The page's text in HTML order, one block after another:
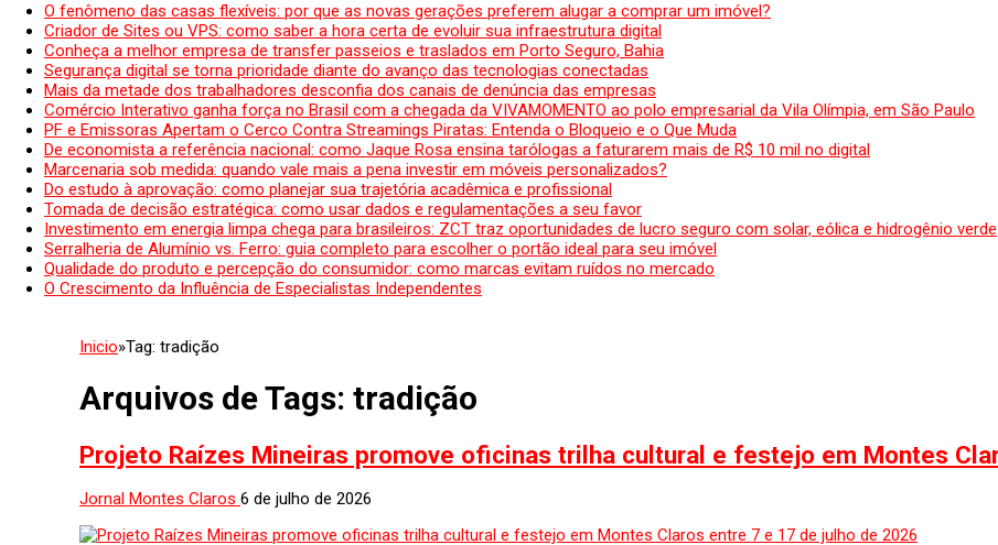
O fenômeno das casas flexíveis: por que as novas gerações preferem alugar a comprar um imóvel?
Criador de Sites ou VPS: como saber a hora certa de evoluir sua infraestrutura digital
Conheça a melhor empresa de transfer passeios e traslados em Porto Seguro, Bahia
Segurança digital se torna prioridade diante do avanço das tecnologias conectadas
Mais da metade dos trabalhadores desconfia dos canais de denúncia das empresas
Comércio Interativo ganha força no Brasil com a chegada da VIVAMOMENTO ao polo empresarial da Vila Olímpia, em São Paulo
PF e Emissoras Apertam o Cerco Contra Streamings Piratas: Entenda o Bloqueio e o Que Muda
De economista a referência nacional: como Jaque Rosa ensina tarólogas a faturarem mais de R$ 10 mil no digital
Marcenaria sob medida: quando vale mais a pena investir em móveis personalizados?
Do estudo à aprovação: como planejar sua trajetória acadêmica e profissional
Tomada de decisão estratégica: como usar dados e regulamentações a seu favor
Investimento em energia limpa chega para brasileiros: ZCT traz oportunidades de lucro seguro com solar, eólica e hidrogênio verde
Serralheria de Alumínio vs. Ferro: guia completo para escolher o portão ideal para seu imóvel
Qualidade do produto e percepção do consumidor: como marcas evitam ruídos no mercado
O Crescimento da Influência de Especialistas Independentes
Inicio»Tag: tradição
Arquivos de Tags: tradição
Projeto Raízes Mineiras promove oficinas trilha cultural e festejo em Montes
Jornal Montes Claros 6 de julho de 2026